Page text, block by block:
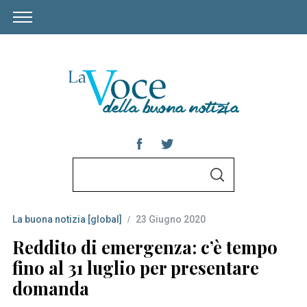
r
c
h
f
o
S
La buona notizia [global] 23 Giugno 2020
Reddito di emergenza: c’è tempo
fino al 31 luglio per presentare
domanda